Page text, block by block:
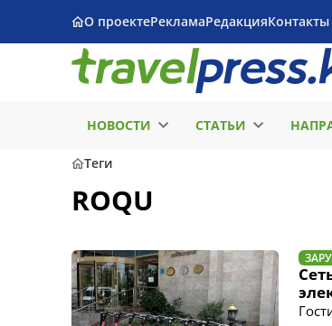
О проектеРекламаРедакцияКонтакты
НОВОСТИ СТАТЬИ
Теги
ROQU